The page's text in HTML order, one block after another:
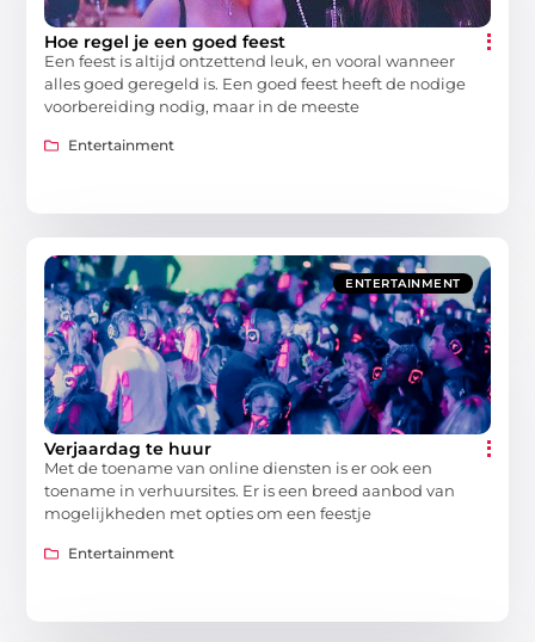
Hoe regel je een goed feest
Een feest is altijd ontzettend leuk, en vooral wanneer
alles goed geregeld is. Een goed feest heeft de nodige
voorbereiding nodig, maar in de meeste
Entertainment
ENTERTAINMENT
Verjaardag te huur
Met de toename van online diensten is er ook een
toename in verhuursites. Er is een breed aanbod van
mogelijkheden met opties om een feestje
Entertainment